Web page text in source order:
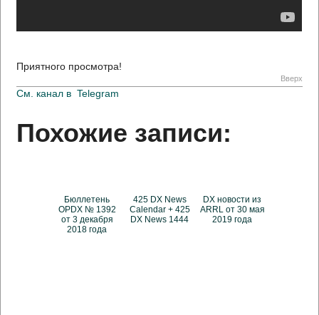
Приятного просмотра!
Вверх
См. канал в Telegram
Похожие записи:
Бюллетень
OPDX № 1392
от 3 декабря
2018 года
425 DX News
Calendar + 425
DX News 1444
DX новости из
ARRL от 30 мая
2019 года